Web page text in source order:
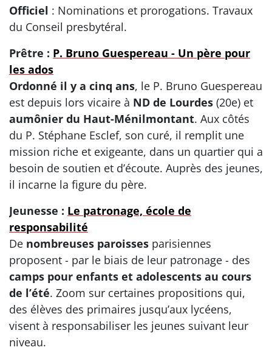
Officiel : Nominations et prorogations. Travaux
du Conseil presbytéral.
Prêtre : P. Bruno Guespereau - Un père pour
les ados
Ordonné il y a cinq ans, le P. Bruno Guespereau
est depuis lors vicaire à ND de Lourdes (20e) et
aumônier du Haut-Ménilmontant. Aux côtés
du P. Stéphane Esclef, son curé, il remplit une
mission riche et exigeante, dans un quartier qui a
besoin de soutien et d’écoute. Auprès des jeunes,
il incarne la figure du père.
Jeunesse : Le patronage, école de
responsabilité
De nombreuses paroisses parisiennes
proposent - par le biais de leur patronage - des
camps pour enfants et adolescents au cours
de l’été. Zoom sur certaines propositions qui,
des élèves des primaires jusqu’aux lycéens,
visent à responsabiliser les jeunes suivant leur
niveau.